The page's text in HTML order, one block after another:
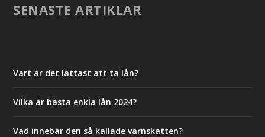
SENASTE ARTIKLAR
Vart är det lättast att ta lån?
Vilka är bästa enkla lån 2024?
Vad innebär den så kallade värnskatten?